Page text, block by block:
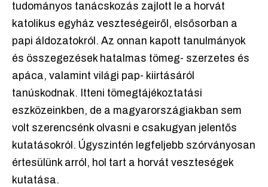
tudományos tanácskozás zajlott le a horvát
katolikus egyház veszteségeiről, elsősorban a
papi áldozatokról. Az onnan kapott tanulmányok
és összegezések hatalmas tömeg- szerzetes és
apáca, valamint világi pap- kiirtásáról
tanúskodnak. Itteni tömegtájékoztatási
eszközeinkben, de a magyarországiakban sem
volt szerencsénk olvasni e csakugyan jelentős
kutatásokról. Úgyszintén legfeljebb szórványosan
értesülünk arról, hol tart a horvát veszteségek
kutatása.